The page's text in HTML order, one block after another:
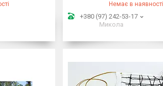
Немає в наявності
+380 (97) 242-53-17
Микола